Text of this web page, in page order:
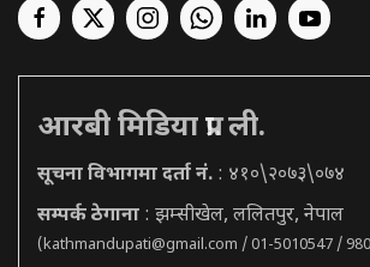
आरबी मिडिया प्रा. ली.
सूचना विभागमा दर्ता नं. : ४१०\२०७३\०७४
सम्पर्क ठेगाना : झम्सीखेल, ललितपुर, नेपाल
(kathmandupati@gmail.com / 01-5010547 /